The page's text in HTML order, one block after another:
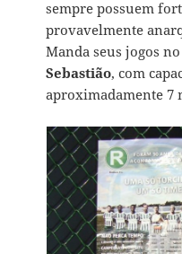
sempre possuem
provavelmente
Manda seus jogos
Sebastião, com
aproximadamente 7